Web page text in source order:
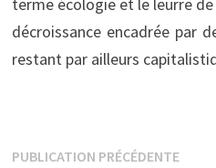
décroissance encadrée par
restant par ailleurs
Navigation
PUBLICATION PRÉCÉDENTE